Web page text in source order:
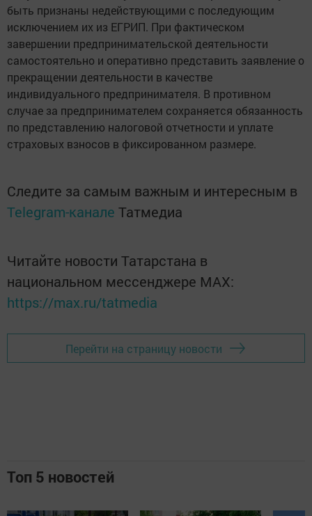
быть признаны недействующими с последующим
исключением их из ЕГРИП. При фактическом
завершении предпринимательской деятельности
самостоятельно и оперативно представить заявление о
прекращении деятельности в качестве
индивидуального предпринимателя. В противном
случае за предпринимателем сохраняется обязанность
по представлению налоговой отчетности и уплате
страховых взносов в фиксированном размере.
Следите за самым важным и интересным в
Telegram-канале Татмедиа
Читайте новости Татарстана в
национальном мессенджере MАХ:
https://max.ru/tatmedia
Перейти на страницу новости
Топ 5 новостей